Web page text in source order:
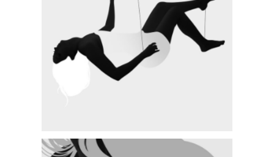
SMALL IMAGES RIGHT